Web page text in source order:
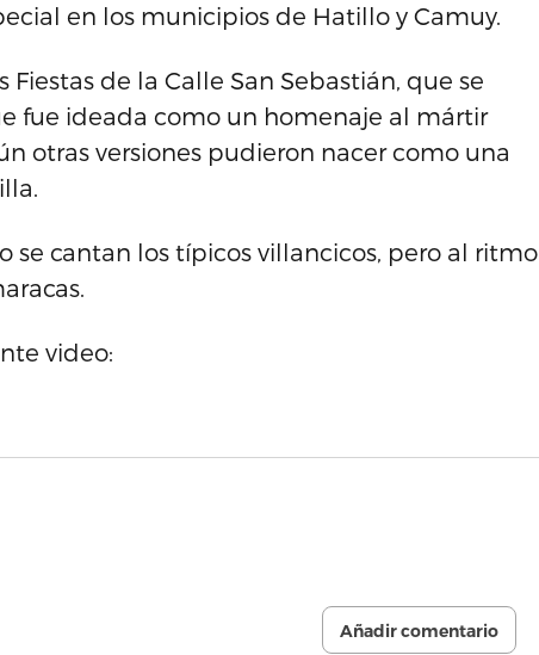
en los municipios de Hatillo y Camuy.
Fiestas de la Calle San Sebastián, que se
fue ideada como un homenaje al mártir
otras versiones pudieron nacer como una
se cantan los típicos villancicos, pero al ritmo
video:
Añadir comentario